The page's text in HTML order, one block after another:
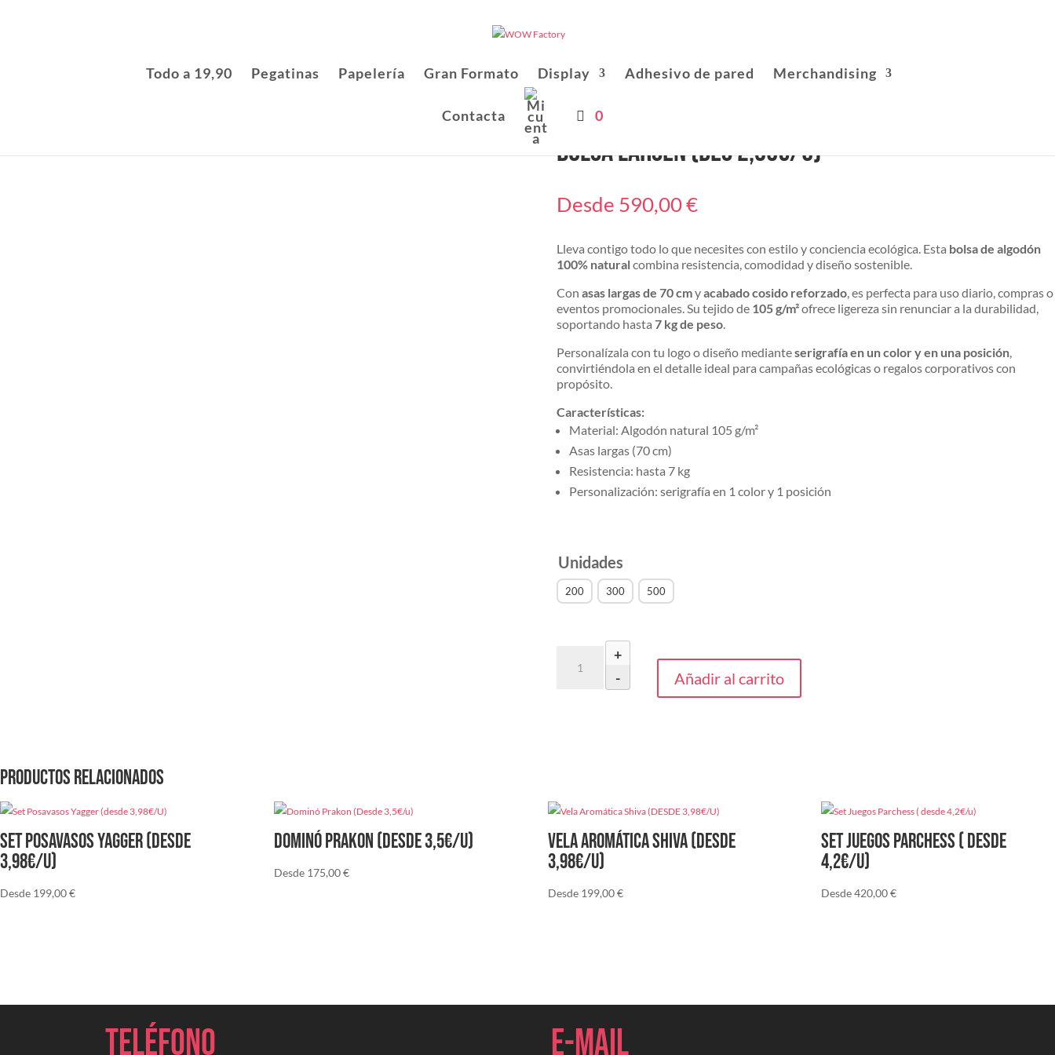
Todo a 19,90 Pegatinas Papelería Gran Formato Display Adhesivo de pared Merchandising
Contacta 0
Bolsa Larsen (Des 2,95€/U)
Desde 590,00€
Lleva contigo todo lo que necesites con estilo y conciencia ecológica. Esta bolsa de algodón
100% naturalcombina resistencia, comodidad y diseño sostenible.
Con asas largas de 70 cmyacabado cosido reforzado, es perfecta para uso diario, compras o
eventos promocionales. Su tejido de 105 g/m²ofrece ligereza sin renunciar a la durabilidad,
soportando hasta 7 kg de peso.
Personalízala con tu logo o diseño medianteserigrafía en un color y en una posición,
convirtiéndola en el detalle ideal para campañas ecológicas o regalos corporativos con
propósito.
Características:
Material: Algodón natural 105 g/m²
Asas largas (70 cm)
Resistencia: hasta 7 kg
Personalización: serigrafía en 1 color y 1 posición
Unidades
200 300 500
Larsen
-
+
Añadir al carrito
Productos relacionados
Set Posavasos Yagger (desde
3,98€/U)
Desde 199,00€
Dominó Prakon (Desde 3,5€/u)
Desde 175,00€
Vela Aromática Shiva (DESDE
3,98€/U)
Desde 199,00€
Set Juegos Parchess ( desde
4,2€/u)
Desde420,00€
Teléfono E-mail